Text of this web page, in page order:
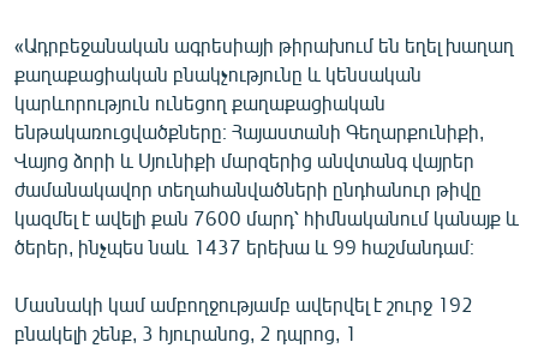
«Ադրբեջանական ագրեսիայի թիրախում են եղել խաղաղ
քաղաքացիական բնակչությունը և կենսական
կարևորություն ունեցող քաղաքացիական
ենթակառուցվածքները։ Հայաստանի Գեղարքունիքի,
Վայոց ձորի և Սյունիքի մարզերից անվտանգ վայրեր
ժամանակավոր տեղահանվածների ընդհանուր թիվը
կազմել է ավելի քան 7600 մարդ՝ հիմնականում կանայք և
ծերեր, ինչպես նաև 1437 երեխա և 99 հաշմանդամ։
Մասնակի կամ ամբողջությամբ ավերվել է շուրջ 192
բնակելի շենք, 3 հյուրանոց, 2 դպրոց, 1